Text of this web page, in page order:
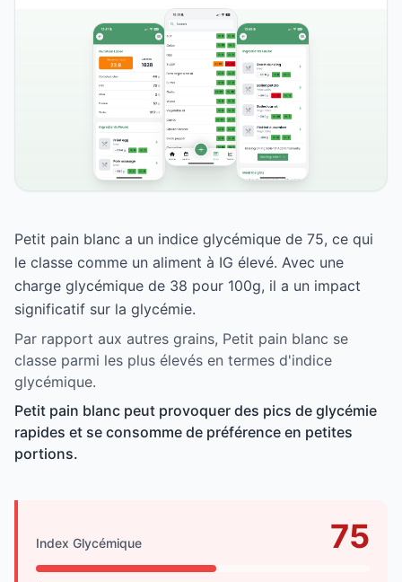
Petit pain blanc a un indice glycémique de 75, ce qui
le classe comme un aliment à IG élevé. Avec une
charge glycémique de 38 pour 100g, il a un impact
significatif sur la glycémie.
Par rapport aux autres grains, Petit pain blanc se
classe parmi les plus élevés en termes d'indice
glycémique.
Petit pain blanc peut provoquer des pics de glycémie
rapides et se consomme de préférence en petites
portions.
Index Glycémique 75